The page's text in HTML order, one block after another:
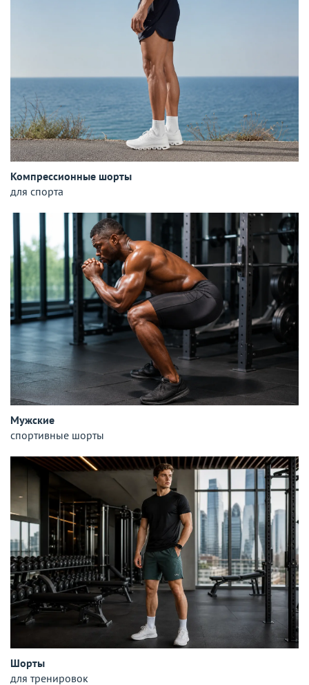
Компрессионные шорты
для спорта
Мужские
спортивные шорты
Шорты
для тренировок